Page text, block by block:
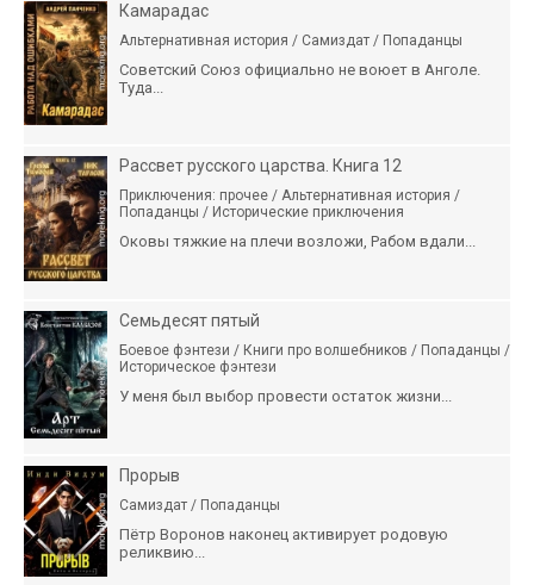
Камарадас
Альтернативная история / Самиздат / Попаданцы
Советский Союз официально не воюет в Анголе.
Туда...
Рассвет русского царства. Книга 12
Приключения: прочее / Альтернативная история /
Попаданцы / Исторические приключения
Оковы тяжкие на плечи возложи, Рабом вдали...
Семьдесят пятый
Боевое фэнтези / Книги про волшебников / Попаданцы /
Историческое фэнтези
У меня был выбор провести остаток жизни...
Прорыв
Самиздат / Попаданцы
Пётр Воронов наконец активирует родовую
реликвию...